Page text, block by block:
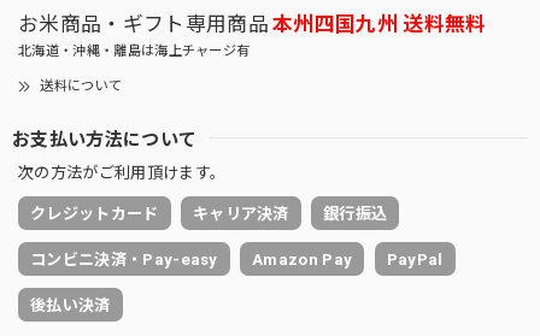
お米商品・ギフト専用商品 本州四国九州 送料無料
北海道・沖縄・離島は海上チャージ有
送料について
お支払い方法について
次の方法がご利用頂けます。
クレジットカード キャリア決済 銀行振込
コンビニ決済・Pay-easy Amazon Pay PayPal
後払い決済